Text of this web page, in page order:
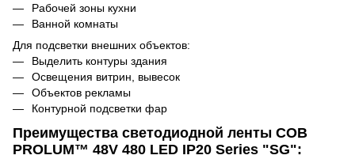
Рабочей зоны кухни
Ванной комнаты
Для подсветки внешних объектов:
Выделить контуры здания
Освещения витрин, вывесок
Объектов рекламы
Контурной подсветки фар
Преимущества светодиодной ленты СОВ
PROLUM™ 48V 480 LED IP20 Series "SG":